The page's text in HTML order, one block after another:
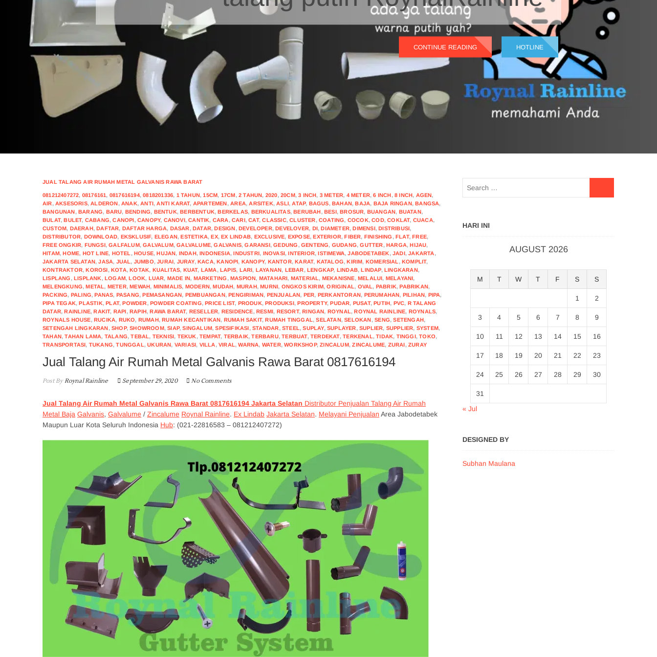
CONTINUE READING HOTLINE
JUAL TALANG AIR RUMAH METAL GALVANIS RAWA BARAT
081212407272, 08176161, 0817616194,0818201336, 1 TAHUN,15CM, 17CM, 2 TAHUN, 2020, 20CM,3 INCH, 3 METER, 4 METER,6 INCH,8 INCH, AGEN,
AIR,AKSESORIS,ALDERON,ANAK,ANTI,ANTI KARAT, APARTEMEN,AREA,ARSITEK,ASLI,ATAP, BAGUS, BAHAN,BAJA, BAJA RINGAN,BANGSA,
BANGUNAN,BARANG, BARU, BENDING, BENTUK,BERBENTUK,BERKELAS, BERKUALITAS,BERUBAH, BESI,BROSUR, BUANGAN, BUATAN,
BULAT,BULET, CABANG,CANOPI,CANOPY, CANOVI,CANTIK, CARA,CARI,CAT,CLASSIC,CLUSTER, COATING, COCOK,COD,COKLAT, CUACA,
CUSTOM, DAERAH,DAFTAR, DAFTAR HARGA, DASAR,DATAR,DESIGN,DEVELOPER,DEVELOVER, DI,DIAMETER,DIMENSI,DISTRIBUSI,
DISTRIBUTOR, DOWNLOAD, EKSKLUSIF, ELEGAN,ESTETIKA,EX,EX LINDAB, EXCLUSIVE, EXPOSE,EXTERIOR,FIBER, FINISHING , FLAT,FREE,
FREE ONGKIR, FUNGSI,GALFALUM,GALVALUM,GALVALUME,GALVANIS,GARANSI,GEDUNG , GENTENG, GUDANG,GUTTER, HARGA,HIJAU,
HITAM,HOME, HOT LINE, HOTEL ,HOUSE,HUJAN, INDAH,INDONESIA,INDUSTRI, INOVASI,INTERIOR,ISTIMEWA,JABODETABEK, JADI,JAKARTA,
JAKARTA SELATAN,JASA, JUAL, JUMBO,JURAI, JURAY,KACA,KANOPI, KANOPY, KANTOR,KARAT, KATALOG,KIRIM, KOMERSIAL , KOMPLIT,
KONTRAKTOR,KOROSI,KOTA,KOTAK, KUALITAS, KUAT, LAMA,LAPIS, LARI, LAYANAN, LEBAR, LENGKAP, LINDAB,LINDAP, LINGKARAN,
LISPLANG ,LISPLANK,LOGAM,LOOK, LUAR, MADE IN, MARKETING , MASPION, MATAHARI, MATERIAL, MEKANISNE, MELALUI, MELAYANI,
MELENGKUNG,METAL, METER,MEWAH, MINIMALIS, MODERN,MUDAH, MURAH,MURNI, ONGKOS KIRIM,ORIGINAL, OVAL, PABRIK,PABRIKAN,
PACKING, PALING,PANAS, PASANG,PEMASANGAN, PEMBUANGAN,PENGIRIMAN, PENJUALAN, PER, PERKANTORAN, PERUMAHAN, PILIHAN, PIPA,
PIPA TEGAK,PLASTIK,PLAT,POWDER,POWDER COATING,PRICE LIST, PRODUK,PRODUKSI,PROPERTY,PUDAR, PUSAT,PUTIH, PVC, R TALANG
DATAR,RAINLINE,RAKIT, RAPI,RAPIH,RAWA BARAT, RESELLER, RESIDENCE,RESMI, RESORT,RINGAN, ROYNAL,ROYNAL RAINLINE, ROYNALS,
ROYNALS HOUSE,RUCIKA, RUKO, RUMAH,RUMAH KECANTIKAN, RUMAH SAKIT,RUMAH TINGGAL,SELATAN,SELOKAN,SENG,SETENGAH,
SETENGAH LINGKARAN,SHOP,SHOWROOM,SIAP,SINGALUM,SPESIFIKASI,STANDAR, STEEL,SUPLAY, SUPLAYER, SUPLIER, SUPPLIER, SYSTEM,
TAHAN,TAHAN LAMA, TALANG,TEBAL, TEKNISI, TEKUK,TEMPAT, TERBAIK,TERBARU,TERBUAT,TERDEKAT,TERKENAL,TIDAK, TINGGI,TOKO,
TRANSPORTASI, TUKANG,TUNGGAL,UKURAN, VARIASI, VILLA,VIRAL,WARNA, WATER,WORKSHOP,ZINCALUM,ZINCALUME, ZURAI, ZURAY
Jual Talang Air Rumah Metal Galvanis Rawa Barat 0817616194
Post ByRoynal Rainline September 29, 2020 No Comments
Jual Talang Air Rumah Metal Galvanis Rawa Barat 0817616194 Jakarta Selatan Distributor Penjualan Talang Air Rumah
Metal Baja Galvanis, Galvalume / Zincalume Roynal Rainline. Ex Lindab Jakarta Selatan. Melayani Penjualan Area Jabodetabek
Maupun Luar Kota Seluruh Indonesia Hub: (021-22816583 – 081212407272)
HARI INI
AUGUST 2026
M T W T F S S
1 2
3 4 5 6 7 8 9
10 11 12 13 14 15 16
17 18 19 20 21 22 23
24 25 26 27 28 29 30
31
« Jul
DESIGNED BY
Subhan Maulana